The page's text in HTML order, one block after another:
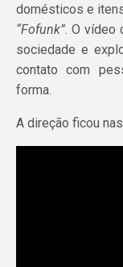
domésticos e
“Fofunk”. O vídeo
sociedade e
contato com
forma.
A direção ficou